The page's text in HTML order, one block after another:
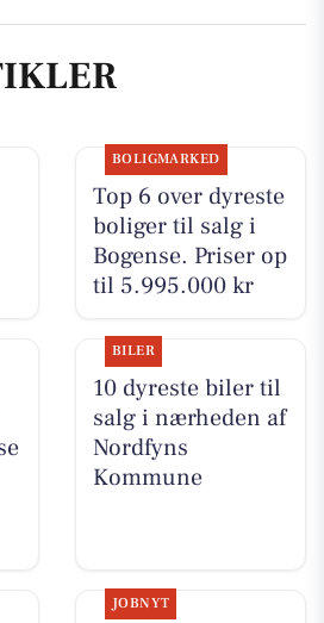
BOLIGMARKED
Top 6 over dyreste
boliger til salg i
Bogense. Priser op
til 5.995.000 kr
BILER
10 dyreste biler til
salg i nærheden af
Nordfyns
Kommune
JOBNYT